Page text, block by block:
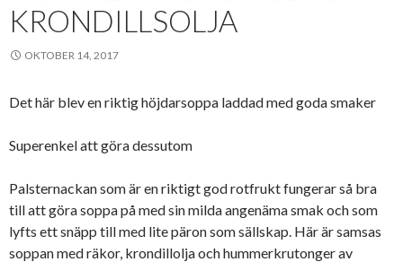
KRONDILLSOLJA
OKTOBER 14, 2017
Det här blev en riktig höjdarsoppa laddad med goda smaker
Superenkel att göra dessutom
Palsternackan som är en riktigt god rotfrukt fungerar så bra
till att göra soppa på med sin milda angenäma smak och som
lyfts ett snäpp till med lite päron som sällskap. Här är samsas
soppan med räkor, krondillolja och hummerkrutonger av